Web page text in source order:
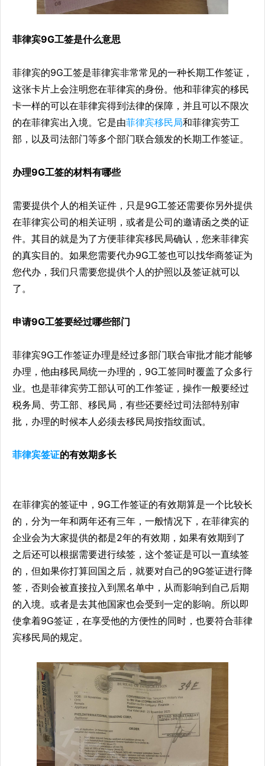
菲律宾9G工签是什么意思
菲律宾的9G工签是菲律宾非常常见的一种长期工作签证，
这张卡片上会注明您在菲律宾的身份。他和菲律宾的移民
卡一样的可以在菲律宾得到法律的保障，并且可以不限次
的在菲律宾出入境。它是由菲律宾移民局和菲律宾劳工
部，以及司法部门等多个部门联合颁发的长期工作签证。
办理9G工签的材料有哪些
需要提供个人的相关证件，只是9G工签还需要你另外提供
在菲律宾公司的相关证明，或者是公司的邀请函之类的证
件。其目的就是为了方便菲律宾移民局确认，您来菲律宾
的真实目的。如果您需要代办9G工签也可以找华商签证为
您代办，我们只需要您提供个人的护照以及签证就可以
了。
申请9G工签要经过哪些部门
菲律宾9G工作签证办理是经过多部门联合审批才能才能够
办理，他由移民局统一办理的，9G工签同时覆盖了众多行
业。也是菲律宾劳工部认可的工作签证，操作一般要经过
税务局、劳工部、移民局，有些还要经过司法部特别审
批，办理的时候本人必须去移民局按指纹面试。
菲律宾签证的有效期多长
在菲律宾的签证中，9G工作签证的有效期算是一个比较长
的，分为一年和两年还有三年，一般情况下，在菲律宾的
企业会为大家提供的都是2年的有效期，如果有效期到了
之后还可以根据需要进行续签，这个签证是可以一直续签
的，但如果你打算回国之后，就要对自己的9G签证进行降
签，否则会被直接拉入到黑名单中，从而影响到自己后期
的入境。或者是去其他国家也会受到一定的影响。所以即
使拿着9G签证，在享受他的方便性的同时，也要符合菲律
宾移民局的规定。